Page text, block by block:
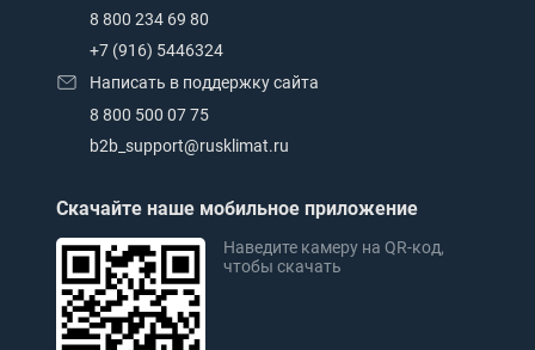
8 800 234 69 80
+7 (916) 5446324
Написать в поддержку сайта
8 800 500 07 75
b2b_support@rusklimat.ru
Скачайте наше мобильное приложение
Наведите камеру на QR-код,
чтобы скачать